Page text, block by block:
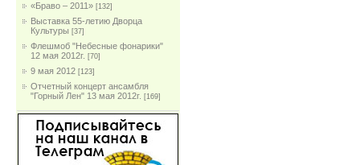
«Браво – 2011» [132]
Выставка 55-летию Дворца
Культуры [37]
Флешмоб "Небесные фонарики"
12 мая 2012г. [70]
9 мая 2012 [123]
Отчетный концерт ансамбля
"Горный Лен" 13 мая 2012г. [169]